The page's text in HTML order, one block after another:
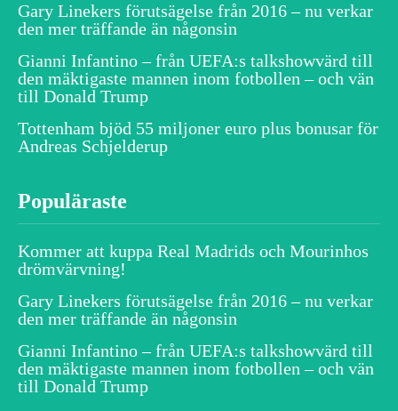
Gary Linekers förutsägelse från 2016 – nu verkar
den mer träffande än någonsin
Gianni Infantino – från UEFA:s talkshowvärd till
den mäktigaste mannen inom fotbollen – och vän
till Donald Trump
Tottenham bjöd 55 miljoner euro plus bonusar för
Andreas Schjelderup
Populäraste
Kommer att kuppa Real Madrids och Mourinhos
drömvärvning!
Gary Linekers förutsägelse från 2016 – nu verkar
den mer träffande än någonsin
Gianni Infantino – från UEFA:s talkshowvärd till
den mäktigaste mannen inom fotbollen – och vän
till Donald Trump